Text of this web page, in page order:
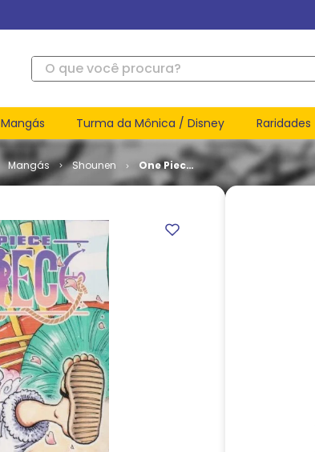
O que você procura?
Mangás Turma da Mônica / Disney Raridades
Mangás Shounen
One Piece
# 104